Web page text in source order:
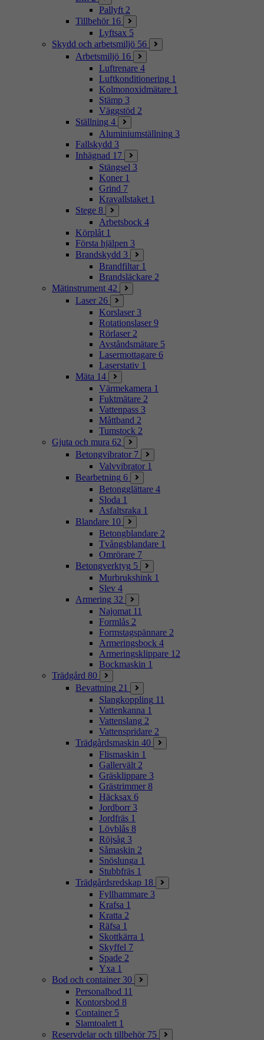
Pallyft 2
Tillbehör 16
Lyftsax 5
Skydd och arbetsmiljö 56
Arbetsmiljö 16
Luftrenare 4
Luftkonditionering 1
Kolmonoxidmätare 1
Stämp 3
Väggstöd 2
Ställning 4
Aluminiumställning 3
Fallskydd 3
Inhägnad 17
Stängsel 3
Koner 1
Grind 7
Kravallstaket 1
Stege 8
Arbetsbock 4
Körplåt 1
Första hjälpen 3
Brandskydd 3
Brandfiltar 1
Brandsläckare 2
Mätinstrument 42
Laser 26
Korslaser 3
Rotationslaser 9
Rörlaser 2
Avståndsmätare 5
Lasermottagare 6
Laserstativ 1
Mäta 14
Värmekamera 1
Fuktmätare 2
Vattenpass 3
Måttband 2
Tumstock 2
Gjuta och mura 62
Betongvibrator 7
Valvvibrator 1
Bearbetning 6
Betongglättare 4
Sloda 1
Asfaltsraka 1
Blandare 10
Betongblandare 2
Tvångsblandare 1
Omrörare 7
Betongverktyg 5
Murbrukshink 1
Slev 4
Armering 32
Najomat 11
Formlås 2
Formstagspännare 2
Armeringsbock 4
Armeringsklippare 12
Bockmaskin 1
Trädgård 80
Bevattning 21
Slangkoppling 11
Vattenkanna 1
Vattenslang 2
Vattenspridare 2
Trädgårdsmaskin 40
Flismaskin 1
Gallervält 2
Gräsklippare 3
Grästrimmer 8
Häcksax 6
Jordborr 3
Jordfräs 1
Lövblås 8
Röjsåg 3
Såmaskin 2
Snöslunga 1
Stubbfräs 1
Trädgårdsredskap 18
Fyllhammare 3
Krafsa 1
Kratta 2
Räfsa 1
Skottkärra 1
Skyffel 7
Spade 2
Yxa 1
Bod och container 30
Personalbod 11
Kontorsbod 8
Container 5
Slamtoalett 1
Reservdelar och tillbehör 75